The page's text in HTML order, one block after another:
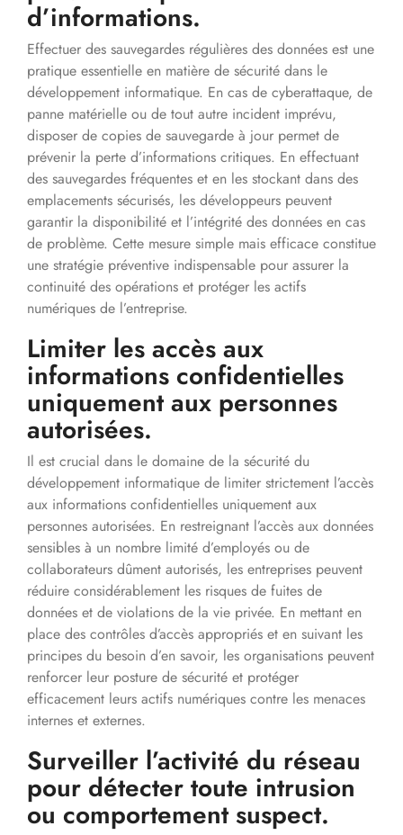
d’informations.
Effectuer des sauvegardes régulières des données est une
pratique essentielle en matière de sécurité dans le
développement informatique. En cas de cyberattaque, de
panne matérielle ou de tout autre incident imprévu,
disposer de copies de sauvegarde à jour permet de
prévenir la perte d’informations critiques. En effectuant
des sauvegardes fréquentes et en les stockant dans des
emplacements sécurisés, les développeurs peuvent
garantir la disponibilité et l’intégrité des données en cas
de problème. Cette mesure simple mais efficace constitue
une stratégie préventive indispensable pour assurer la
continuité des opérations et protéger les actifs
numériques de l’entreprise.
Limiter les accès aux
informations confidentielles
uniquement aux personnes
autorisées.
Il est crucial dans le domaine de la sécurité du
développement informatique de limiter strictement l’accès
aux informations confidentielles uniquement aux
personnes autorisées. En restreignant l’accès aux données
sensibles à un nombre limité d’employés ou de
collaborateurs dûment autorisés, les entreprises peuvent
réduire considérablement les risques de fuites de
données et de violations de la vie privée. En mettant en
place des contrôles d’accès appropriés et en suivant les
principes du besoin d’en savoir, les organisations peuvent
renforcer leur posture de sécurité et protéger
efficacement leurs actifs numériques contre les menaces
internes et externes.
Surveiller l’activité du réseau
pour détecter toute intrusion
ou comportement suspect.